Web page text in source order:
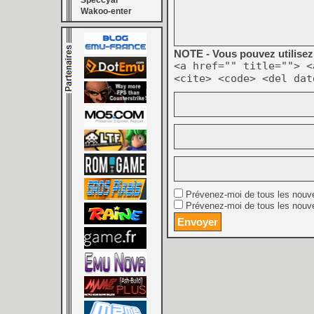
Wakoo-enter
NOTE - Vous pouvez
<a href="" title="">
<cite> <code> <del
Prévenez-moi de tous les
Prévenez-moi de tous les